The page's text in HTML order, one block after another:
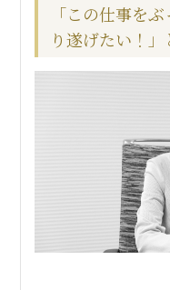
「この仕事を
り遂げたい！